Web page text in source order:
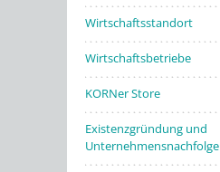
Wirtschaftsstandort
Wirtschaftsbetriebe
KORNer Store
Existenzgründung und
Unternehmensnachfolge